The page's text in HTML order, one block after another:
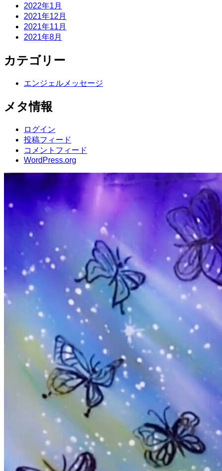
2022年1月
2021年12月
2021年11月
2021年8月
カテゴリー
エンジェルメッセージ
メタ情報
ログイン
投稿フィード
コメントフィード
WordPress.org